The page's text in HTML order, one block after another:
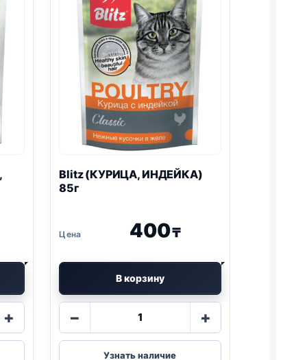
+
Blitz(КУРИЦА, ИНДЕЙКА)
85г
400₸
В корзину
−
товара
Blitz
(КУРИЦА,
+
Узнать наличие